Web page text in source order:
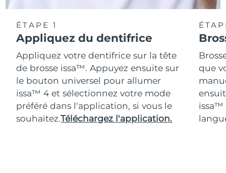
ÉTAPE 1
Appliquez du dentifrice
Appliquez votre dentifrice sur la tête
de brosse issa™. Appuyez ensuite sur
le bouton universel pour allumer
issa™ 4 et sélectionnez votre mode
préféré dans l'application, si vous le
souhaitez.Téléchargez l'application.
que
issa™